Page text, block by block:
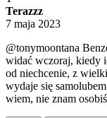
Terazzz
7 maja 2023
@tonymoontana
widać wczoraj, kiedy
od niechcenie, z
wydaje się
wiem, nie znam